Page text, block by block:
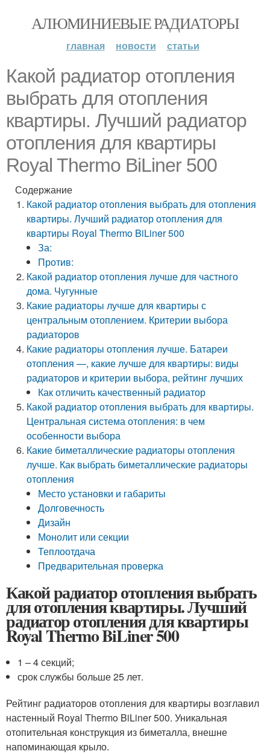
АЛЮМИНИЕВЫЕ РАДИАТОРЫ
главная новости статьи
Какой радиатор отопления
выбрать для отопления
квартиры. Лучший радиатор
отопления для квартиры
Royal Thermo BiLiner 500
Содержание
Какой радиатор отопления выбрать для отопления
квартиры. Лучший радиатор отопления для
квартиры Royal Thermo BiLiner 500
За:
Против:
Какой радиатор отопления лучше для частного
дома. Чугунные
Какие радиаторы лучше для квартиры с
центральным отоплением. Критерии выбора
радиаторов
Какие радиаторы отопления лучше. Батареи
отопления —, какие лучше для квартиры: виды
радиаторов и критерии выбора, рейтинг лучших
Как отличить качественный радиатор
Какой радиатор отопления выбрать для квартиры.
Центральная система отопления: в чем
особенности выбора
Какие биметаллические радиаторы отопления
лучше. Как выбрать биметаллические радиаторы
отопления
Место установки и габариты
Долговечность
Дизайн
Монолит или секции
Теплоотдача
Предварительная проверка
Какой радиатор отопления выбрать
для отопления квартиры. Лучший
радиатор отопления для квартиры
Royal Thermo BiLiner 500
1 – 4 секций;
срок службы больше 25 лет.
Рейтинг радиаторов отопления для квартиры возглавил
настенный Royal Thermo BiLiner 500. Уникальная
отопительная конструкция из биметалла, внешне
напоминающая крыло.